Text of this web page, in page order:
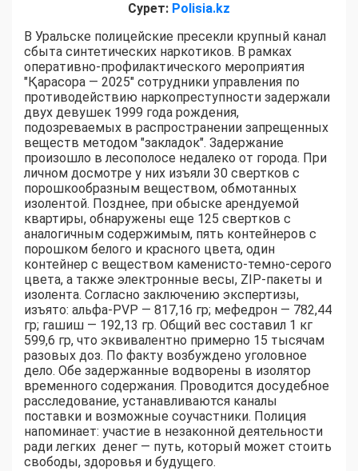
Сурет: Polisia.kz
В Уральске полицейские пресекли крупный канал
сбыта синтетических наркотиков. В рамках
оперативно-профилактического мероприятия
"Қарасора — 2025" сотрудники управления по
противодействию наркопреступности задержали
двух девушек 1999 года рождения,
подозреваемых в распространении запрещенных
веществ методом "закладок". Задержание
произошло в лесополосе недалеко от города. При
личном досмотре у них изъяли 30 свертков с
порошкообразным веществом, обмотанных
изолентой. Позднее, при обыске арендуемой
квартиры, обнаружены еще 125 свертков с
аналогичным содержимым, пять контейнеров с
порошком белого и красного цвета, один
контейнер с веществом каменисто-темно-серого
цвета, а также электронные весы, ZIP-пакеты и
изолента. Согласно заключению экспертизы,
изъято: альфа-PVP — 817,16 гр; мефедрон — 782,44
гр; гашиш — 192,13 гр. Общий вес составил 1 кг
599,6 гр, что эквивалентно примерно 15 тысячам
разовых доз. По факту возбуждено уголовное
дело. Обе задержанные водворены в изолятор
временного содержания. Проводится досудебное
расследование, устанавливаются каналы
поставки и возможные соучастники. Полиция
напоминает: участие в незаконной деятельности
ради легких денег — путь, который может стоить
свободы, здоровья и будущего.